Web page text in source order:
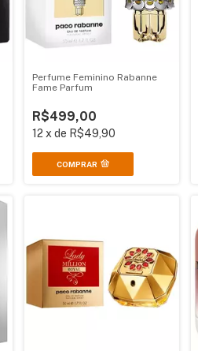
Perfume Feminino Rabanne
Fame Parfum
R$499,00
12 xde R$49,90
COMPRAR